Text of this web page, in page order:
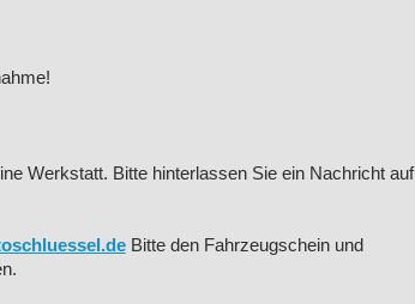
Werkstatt. Bitte hinterlassen Sie ein Nachricht auf
Bitte den Fahrzeugschein und